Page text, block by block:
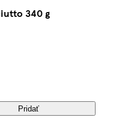
340 g
Pridať